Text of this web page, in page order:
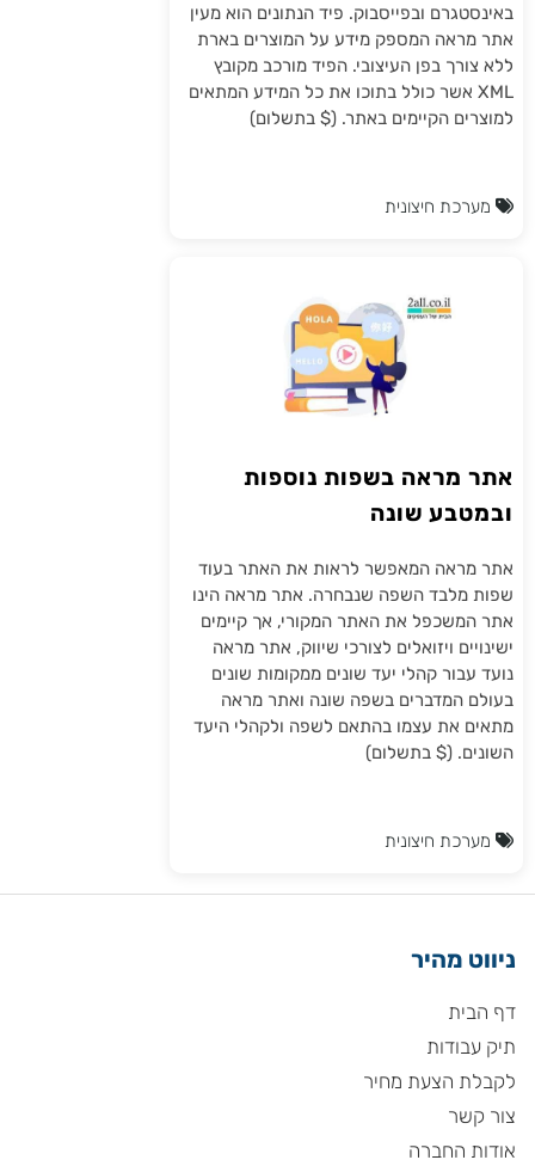
באינסטגרם ובפייסבוק. פיד הנתונים הוא מעין
אתר מראה המספק מידע על המוצרים בארת
ללא צורך בפן העיצובי. הפיד מורכב מקובץ
XML אשר כולל בתוכו את כל המידע המתאים
למוצרים הקיימים באתר. ($ בתשלום)
מערכת חיצונית
אתר מראה בשפות נוספות
ובמטבע שונה
אתר מראה המאפשר לראות את האתר בעוד
שפות מלבד השפה שנבחרה. אתר מראה הינו
אתר המשכפל את האתר המקורי, אך קיימים
ישינויים ויזואלים לצורכי שיווק, אתר מראה
נועד עבור קהלי יעד שונים ממקומות שונים
בעולם המדברים בשפה שונה ואתר מראה
מתאים את עצמו בהתאם לשפה ולקהלי היעד
השונים. ($ בתשלום)
מערכת חיצונית
ניווט מהיר
דף הבית
תיק עבודות
לקבלת הצעת מחיר
צור קשר
אודות החברה